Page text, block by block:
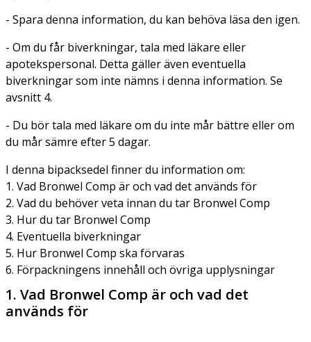
- Spara denna information, du kan behöva läsa den igen.
- Om du får biverkningar, tala med läkare eller
apotekspersonal. Detta gäller även eventuella
biverkningar som inte nämns i denna information. Se
avsnitt 4.
- Du bör tala med läkare om du inte mår bättre eller om
du mår sämre efter 5 dagar.
I denna bipacksedel finner du information om:
1. Vad Bronwel Comp är och vad det används för
2. Vad du behöver veta innan du tar Bronwel Comp
3. Hur du tar Bronwel Comp
4. Eventuella biverkningar
5. Hur Bronwel Comp ska förvaras
6. Förpackningens innehåll och övriga upplysningar
1. Vad Bronwel Comp är och vad det
används för